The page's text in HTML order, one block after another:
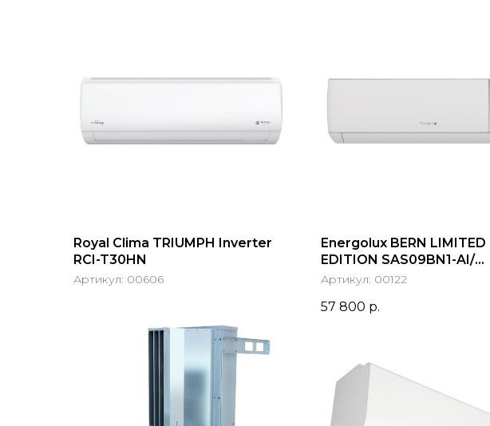
Royal Clima TRIUMPH Inverter
RCI-T30HN
Артикул: 00606
Energolux BERN LIMITED
EDITION SAS09BN1-AI/
SAU09BN1-AI-LE
Артикул: 00122
57 800 р.